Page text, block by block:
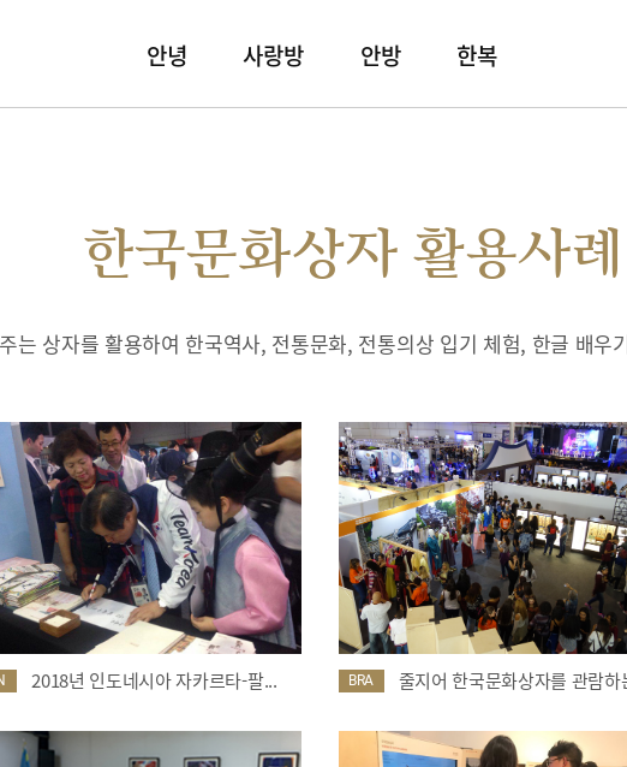
안녕 사랑방 안방 한복
한국문화상자 활용사례
는 상자를 활용하여 한국역사, 전통문화, 전통의상 입기 체험, 한글 배우
2018년 인도네시아 자카르타-팔... BRA 줄지어 한국문화상자를 관람하